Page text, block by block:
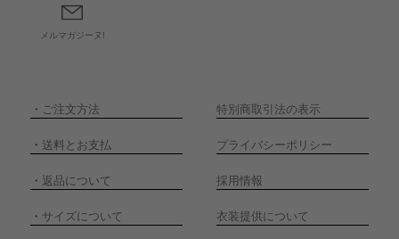
メルマガジーヌ!
・ ご注文方法 特別商取引法の表示
・ 送料とお支払 プライバシーポリシー
・ 返品について 採用情報
・ サイズについて 衣装提供について